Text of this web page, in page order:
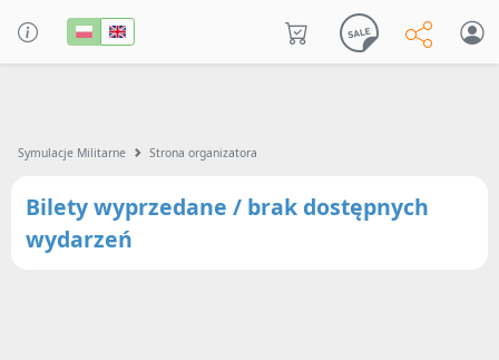
Symulacje Militarne Strona organizatora
Bilety wyprzedane / brak dostępnych
wydarzeń